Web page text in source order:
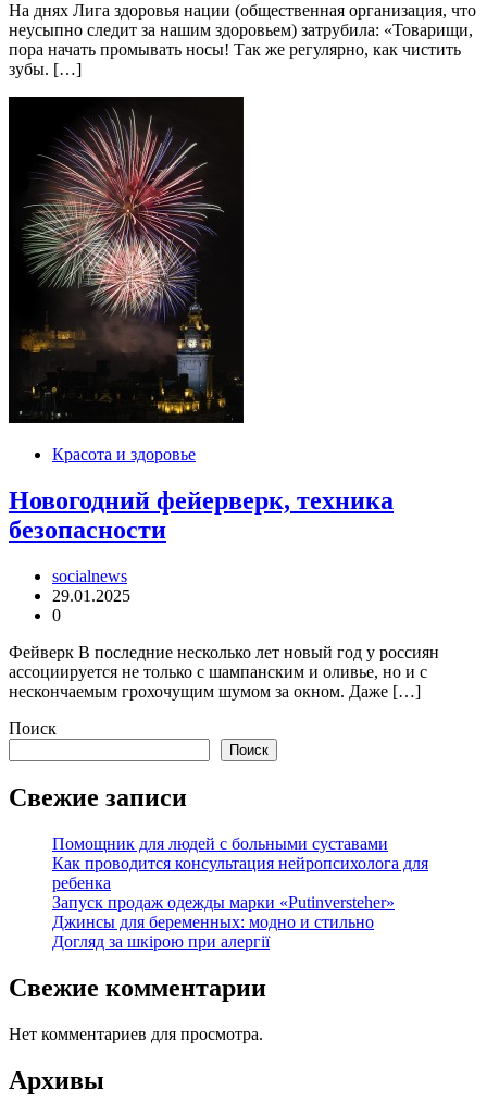
На днях Лига здоровья нации (общественная организация, что
неусыпно следит за нашим здоровьем) затрубила: «Товарищи,
пора начать промывать носы! Так же регулярно, как чистить
зубы. […]
Красота и здоровье
Новогодний фейерверк, техника
безопасности
socialnews
29.01.2025
0
Фейверк В последние несколько лет новый год у россиян
ассоциируется не только с шампанским и оливье, но и с
нескончаемым грохочущим шумом за окном. Даже […]
Поиск
Поиск
Свежие записи
Помощник для людей с больными суставами
Как проводится консультация нейропсихолога для
ребенка
Запуск продаж одежды марки «Putinversteher»
Джинсы для беременных: модно и стильно
Догляд за шкірою при алергії
Свежие комментарии
Нет комментариев для просмотра.
Архивы